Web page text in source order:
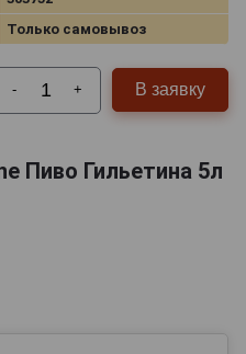
Только самовывоз
- + В заявку
Пиво Гильетина 5л